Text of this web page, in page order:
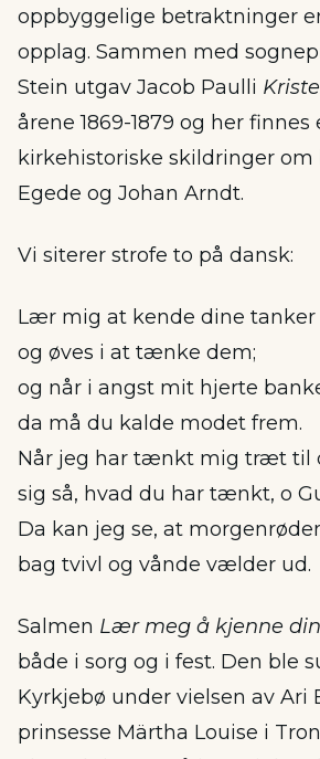
oppbyggelige betraktninger
opplag. Sammen med
Stein utgav Jacob Paulli
årene 1869-1879 og her
kirkehistoriske skildringer om
Egede og Johan Arndt.
Vi siterer strofe to på dansk:
Lær mig at kende dine tanker
og øves i at tænke dem;
og når i angst mit hjerte
da må du kalde modet frem.
Når jeg har tænkt mig træt til
sig så, hvad du har tænkt, o
Da kan jeg se, at
bag tvivl og vånde vælder ud.
Salmen Lær meg å kjenne
både i sorg og i fest. Den ble
Kyrkjebø under vielsen av Ari
prinsesse Märtha Louise i